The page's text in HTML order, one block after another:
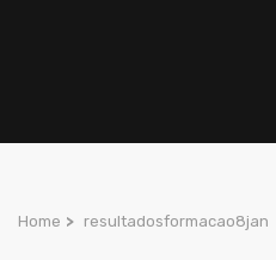
Home > resultadosformacao8jan